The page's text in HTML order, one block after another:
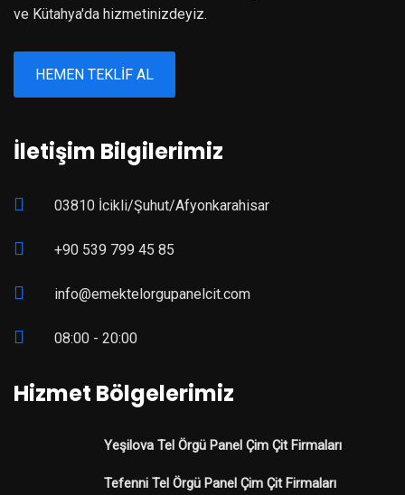
ve Kütahya'da hizmetinizdeyiz.
HEMEN TEKLIF AL
İletişim Bilgilerimiz
03810 İcikli/Şuhut/Afyonkarahisar
+90 539 799 45 85
info@emektelorgupanelcit.com
08:00 - 20:00
Hizmet Bölgelerimiz
Yeşilova Tel Örgü Panel Çim Çit Firmaları
Tefenni Tel Örgü Panel Çim Çit Firmaları